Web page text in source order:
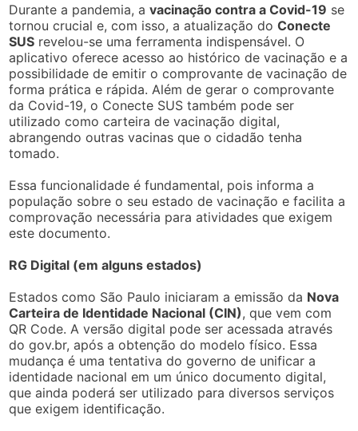
Durante a pandemia, avacinação contra a Covid-19 se
tornou crucial e, com isso, a atualização doConecte
SUS revelou-se uma ferramenta indispensável. O
aplicativo oferece acesso ao histórico de vacinação e a
possibilidade de emitir o comprovante de vacinação de
forma prática e rápida. Além de gerar o comprovante
da Covid-19, o Conecte SUS também pode ser
utilizado como carteira de vacinação digital,
abrangendo outras vacinas que o cidadão tenha
tomado.
Essa funcionalidade é fundamental, pois informa a
população sobre o seu estado de vacinação e facilita a
comprovação necessária para atividades que exigem
este documento.
RG Digital (em alguns estados)
Estados como São Paulo iniciaram a emissão da Nova
Carteira de Identidade Nacional (CIN), que vem com
QR Code. A versão digital pode ser acessada através
do gov.br, após a obtenção do modelo físico. Essa
mudança é uma tentativa do governo de unificar a
identidade nacional em um único documento digital,
que ainda poderá ser utilizado para diversos serviços
que exigem identificação.